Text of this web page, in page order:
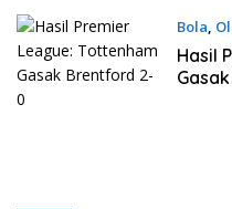
Bola,
Hasil